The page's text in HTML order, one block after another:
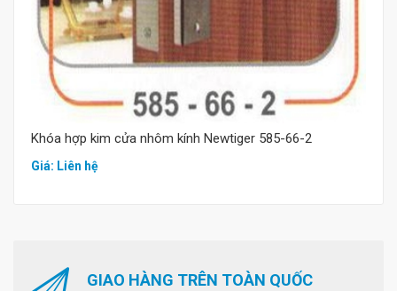
Khóa hợp kim cửa nhôm kính Newtiger 585-66-2
Giá: Liên hệ
GIAO HÀNG TRÊN TOÀN QUỐC